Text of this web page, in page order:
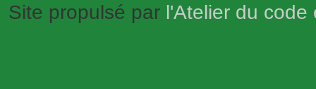
Site propulsé par l'Atelier du